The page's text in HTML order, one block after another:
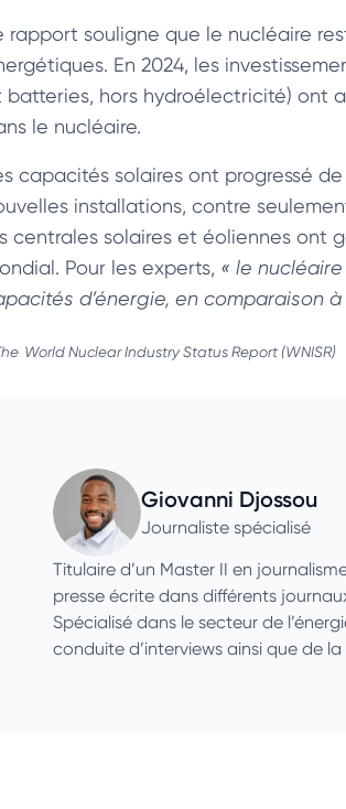
rapport souligne que le nucléaire
En 2024, les
batteries, hors hydroélectricité) ont
le nucléaire.
capacités solaires ont progressé de
installations, contre
centrales solaires et éoliennes ont
Pour les experts, « le
d’énergie, en comparaison
World Nuclear Industry Status Report (WNISR)
Giovanni Djossou
Journaliste spécialisé
Titulaire d’un Master II en
presse écrite dans différents
Spécialisé dans le secteur de
conduite d’interviews ainsi que de